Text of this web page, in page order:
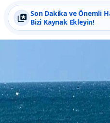
Son Dakika ve Önemli
Bizi Kaynak Ekleyin!